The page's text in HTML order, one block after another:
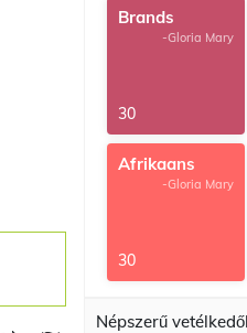
Brands
-Gloria Mary
30
Afrikaans
-Gloria Mary
30
Népszerű